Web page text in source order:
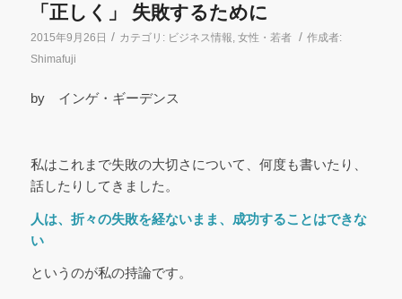
「正しく」 失敗するために
2015年9月26日 / カテゴリ: ビジネス情報 女性・若者 / 作成者:
Shimafuji
by インゲ・ギーデンス
私はこれまで失敗の大切さについて、何度も書いたり、
話したりしてきました。
人は、折々の失敗を経ないまま、成功することはできな
い
というのが私の持論です。